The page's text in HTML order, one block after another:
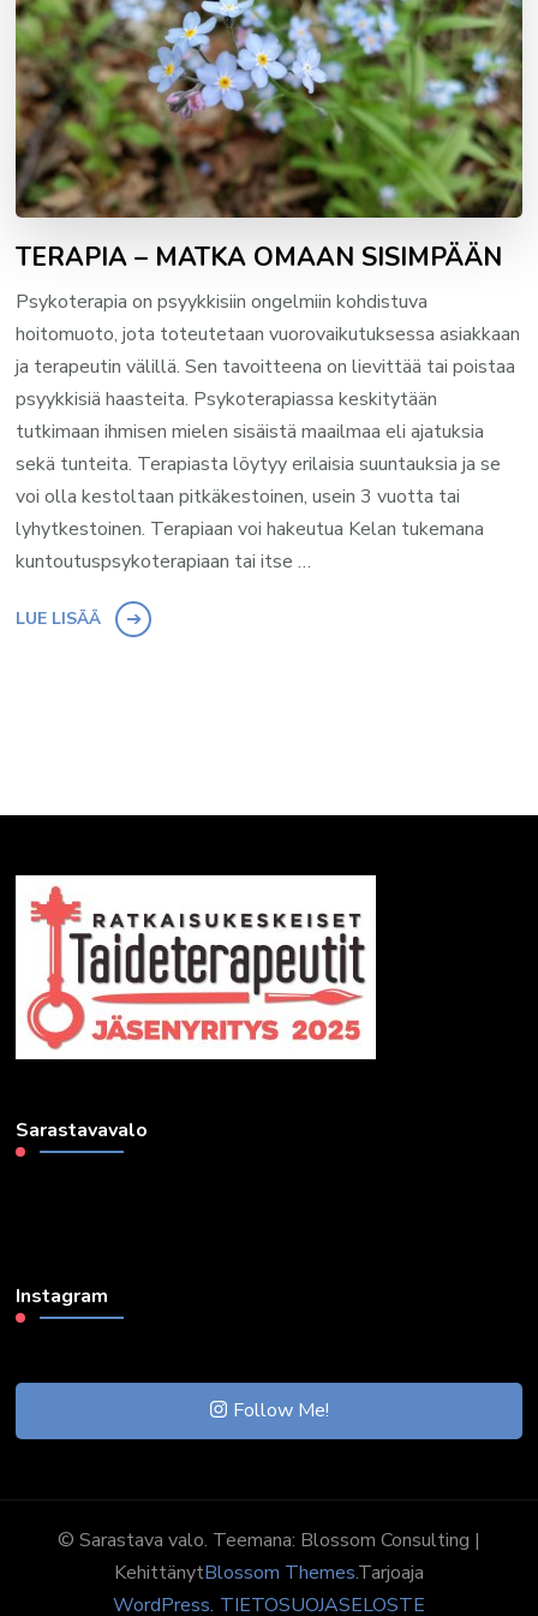
TERAPIA – MATKA OMAAN SISIMPÄÄN
Psykoterapia on psyykkisiin ongelmiin kohdistuva
hoitomuoto, jota toteutetaan vuorovaikutuksessa asiakkaan
ja terapeutin välillä. Sen tavoitteena on lievittää tai poistaa
psyykkisiä haasteita. Psykoterapiassa keskitytään
tutkimaan ihmisen mielen sisäistä maailmaa eli ajatuksia
sekä tunteita. Terapiasta löytyy erilaisia suuntauksia ja se
voi olla kestoltaan pitkäkestoinen, usein 3 vuotta tai
lyhytkestoinen. Terapiaan voi hakeutua Kelan tukemana
kuntoutuspsykoterapiaan tai itse …
LUE LISÄÄ
Sarastavavalo
Instagram
Follow Me!
© Sarastava valo. Teemana: Blossom Consulting |
KehittänytBlossom Themes.Tarjoaja
WordPress. TIETOSUOJASELOSTE